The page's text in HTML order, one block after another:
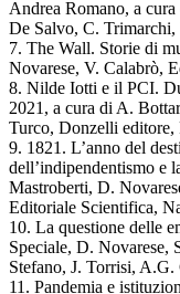
Andrea Romano, a
De Salvo, C.
7. The Wall. Storie di
Novarese, V. Calabrò,
8. Nilde Iotti e il PCI.
2021, a cura di A.
Turco, Donzelli editore,
9. 1821. L’anno del
dell’indipendentismo e
Mastroberti, D.
Editoriale Scientifica,
10. La questione delle
Speciale, D. Novarese,
Stefano, J. Torrisi,
11. Pandemia e